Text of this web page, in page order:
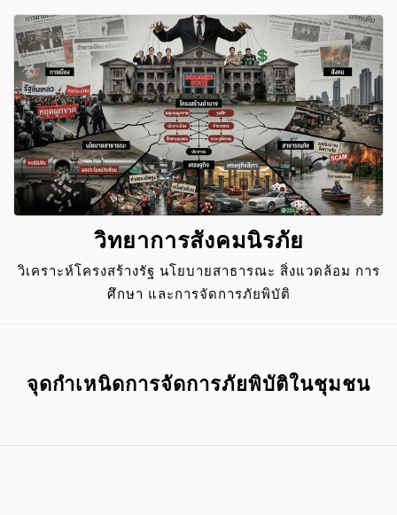
Skip
content
วิทยาการสังคมนิรภัย
วิเคราะห์โครงสร้างรัฐ นโยบายสาธารณะ สิ่งแวดล้อม การ
ศึกษา และการจัดการภัยพิบัติ
จุดกำเหนิดการจัดการภัยพิบัติในชุมชน